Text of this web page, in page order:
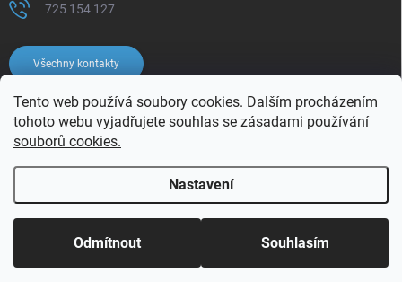
Tento web používá soubory cookies. Dalším procházením
tohoto webu vyjadřujete souhlas se zásadami používání
souborů cookies.
Nastavení
Odmítnout Souhlasím
725 154 127
Všechny kontakty
Copyright 2026Elcigon.cz. Všechna práva vyhrazena.Upravit nastavení
cookies